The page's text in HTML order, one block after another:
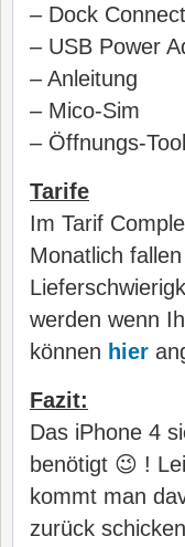
– Dock
– USB Power
– Anleitung
– Mico-Sim
– Öffnungs-
Tarife
Im Tarif
Monatlich
werden wenn
können hier
Fazit:
Das iPhone 4
benötigt 😉 !
kommt man
zurück